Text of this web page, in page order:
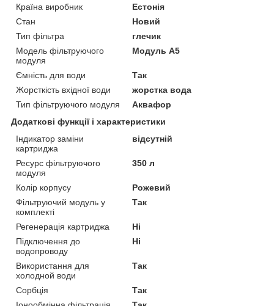
Країна виробник
Естонія
Стан
Новий
Тип фільтра
глечик
Модель фільтруючого
модуля
Модуль А5
Ємність для води
Так
Жорсткість вхідної води
жорстка вода
Тип фільтруючого модуля
Аквафор
Додаткові функції і характеристики
Індикатор заміни
картриджа
відсутній
Ресурс фільтруючого
модуля
350 л
Колір корпусу
Рожевий
Фільтруючий модуль у
комплекті
Так
Регенерація картриджа
Ні
Підключення до
водопроводу
Ні
Використання для
холодной води
Так
Сорбція
Так